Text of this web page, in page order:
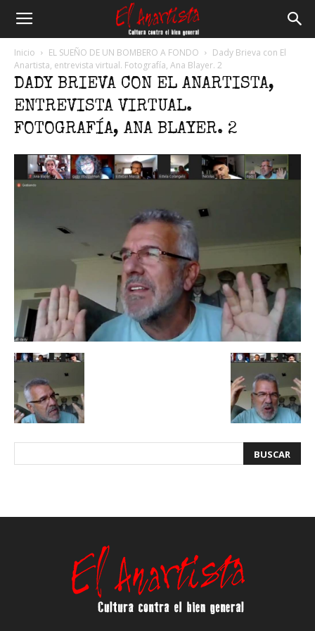
Anartista
Inicio EL SUEÑO DE UN BOMBERO A FONDO
Dady Brieva con El
Anartista, entrevista virtual. Fotografía, Ana Blayer. 2
DADY BRIEVA CON EL ANARTISTA,
ENTREVISTA VIRTUAL.
FOTOGRAFÍA, ANA BLAYER. 2